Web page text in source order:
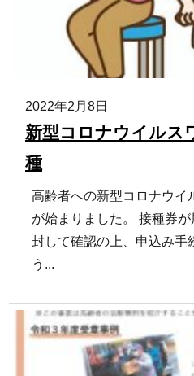
2022年2月8日
新型コロナウイルス
種
高齢者への新型コロナウイ
が始まりました。 接種券
封して確認の上、申込み手
う...